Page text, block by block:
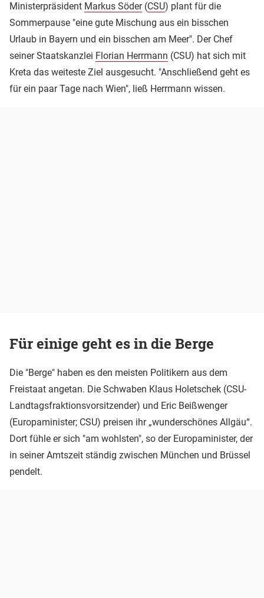
Ministerpräsident Markus Söder(CSU) plant für die
Sommerpause "eine gute Mischung aus ein bisschen
Urlaub in Bayern und ein bisschen am Meer". Der Chef
seiner Staatskanzlei Florian Herrmann (CSU) hat sich mit
Kreta das weiteste Ziel ausgesucht. "Anschließend geht es
für ein paar Tage nach Wien", ließ Herrmann wissen.
Für einige geht es in die Berge
Die "Berge" haben es den meisten Politikern aus dem
Freistaat angetan. Die Schwaben Klaus Holetschek (CSU-
Landtagsfraktionsvorsitzender) und Eric Beißwenger
(Europaminister; CSU) preisen ihr „wunderschönes Allgäu“.
Dort fühle er sich "am wohlsten", so der Europaminister, der
in seiner Amtszeit ständig zwischen München und Brüssel
pendelt.